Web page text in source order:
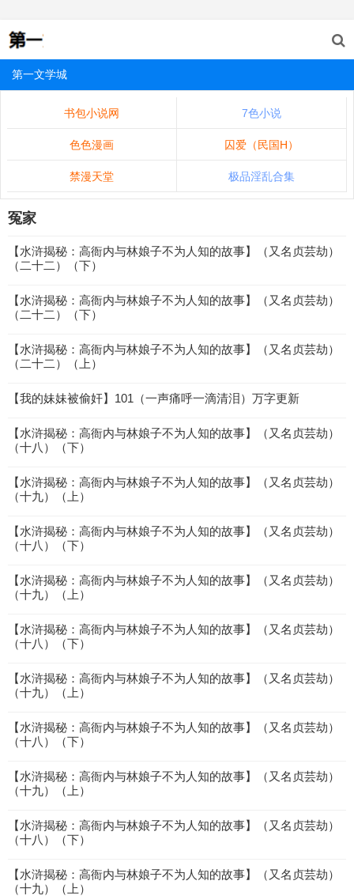
第一文学城
书包小说网 7色小说
色色漫画 囚爱（民国H）
禁漫天堂 极品淫乱合集
冤家
【水浒揭秘：高衙内与林娘子不为人知的故事】（又名贞芸劫）
（二十二）（下）
【水浒揭秘：高衙内与林娘子不为人知的故事】（又名贞芸劫）
（二十二）（下）
【水浒揭秘：高衙内与林娘子不为人知的故事】（又名贞芸劫）
（二十二）（上）
【我的妹妹被偷奸】101（一声痛呼一滴清泪）万字更新
【水浒揭秘：高衙内与林娘子不为人知的故事】（又名贞芸劫）
（十八）（下）
【水浒揭秘：高衙内与林娘子不为人知的故事】（又名贞芸劫）
（十九）（上）
【水浒揭秘：高衙内与林娘子不为人知的故事】（又名贞芸劫）
（十八）（下）
【水浒揭秘：高衙内与林娘子不为人知的故事】（又名贞芸劫）
（十九）（上）
【水浒揭秘：高衙内与林娘子不为人知的故事】（又名贞芸劫）
（十八）（下）
【水浒揭秘：高衙内与林娘子不为人知的故事】（又名贞芸劫）
（十九）（上）
【水浒揭秘：高衙内与林娘子不为人知的故事】（又名贞芸劫）
（十八）（下）
【水浒揭秘：高衙内与林娘子不为人知的故事】（又名贞芸劫）
（十九）（上）
【水浒揭秘：高衙内与林娘子不为人知的故事】（又名贞芸劫）
（十八）（下）
【水浒揭秘：高衙内与林娘子不为人知的故事】（又名贞芸劫）
（十九）（上）